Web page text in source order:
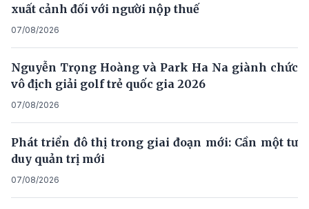
xuất cảnh đối với người nộp thuế
07/08/2026
Nguyễn Trọng Hoàng và Park Ha Na giành chức
vô địch giải golf trẻ quốc gia 2026
07/08/2026
Phát triển đô thị trong giai đoạn mới: Cần một tư
duy quản trị mới
07/08/2026